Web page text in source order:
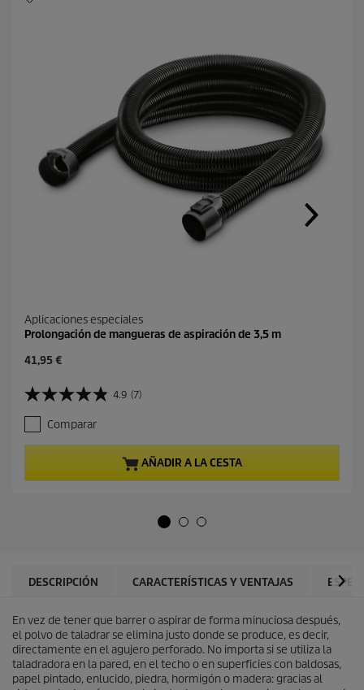
Aplicaciones especiales
Prolongación de mangueras de aspiración de 3,5 m
P
e
c
i
o
a
u
c
t
o
41,95 €
4.9 (7)
4
.
9
d
.
7
r
e
s
Comparar
AÑADIR A LA CESTA
DESCRIPCIÓN CARACTERÍSTICAS Y VENTAJAS
En vez de tener que barrer o aspirar de forma minuciosa después,
el polvo de taladrar se elimina justo donde se produce, es decir,
directamente en el agujero perforado. No importa si se utiliza la
taladradora en la pared, en el techo o en superficies con baldosas,
papel pintado, enlucido, piedra, hormigón o madera: gracias al